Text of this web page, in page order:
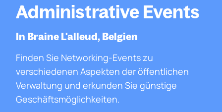
Administrative Events
In Braine L'alleud, Belgien
Finden Sie Networking-Events zu
verschiedenen Aspekten der öffentlichen
Verwaltung und erkunden Sie günstige
Geschäftsmöglichkeiten.